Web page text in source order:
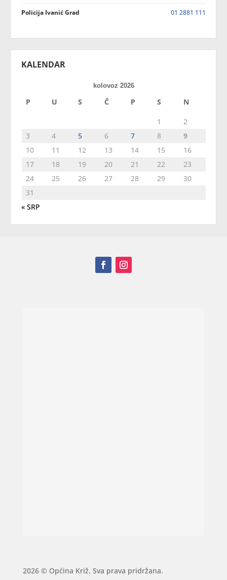
Policija Ivanić Grad 01 2881 111
KALENDAR
kolovoz 2026
P U S Č P S N
1
2
3
4 5 6 7 8
9
10
11 12 13 14 15
16
17
18 19 20 21 22
23
24
25 26 27 28 29
30
31
« SRP
2026 © Općina Križ. Sva prava pridržana.